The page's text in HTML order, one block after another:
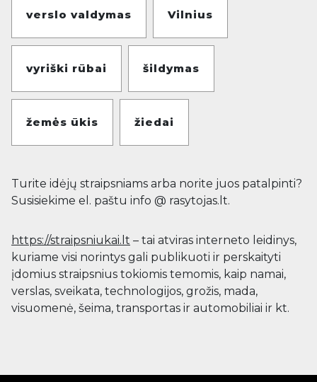
verslo valdymas Vilnius
vyriški rūbai šildymas
žemės ūkis žiedai
Turite idėjų straipsniams arba norite juos patalpinti?
Susisiekime el. paštu info @ rasytojas.lt.
https://straipsniukai.lt – tai atviras interneto leidinys,
kuriame visi norintys gali publikuoti ir perskaityti
įdomius straipsnius tokiomis temomis, kaip namai,
verslas, sveikata, technologijos, grožis, mada,
visuomenė, šeima, transportas ir automobiliai ir kt.